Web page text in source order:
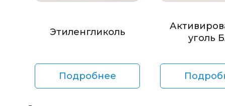
Этиленгликоль
Подробнее
уголь